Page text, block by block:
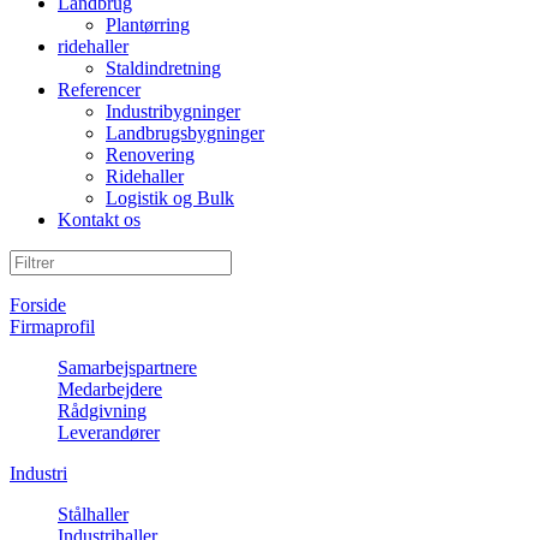
Plantørring
ridehaller
Staldindretning
Referencer
Industribygninger
Landbrugsbygninger
Renovering
Ridehaller
Logistik og Bulk
Kontakt os
Forside
Firmaprofil
Samarbejspartnere
Medarbejdere
Rådgivning
Leverandører
Industri
Stålhaller
Industrihaller